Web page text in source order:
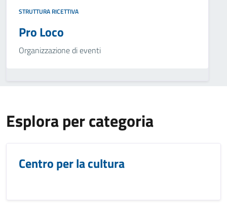
STRUTTURA RICETTIVA
Pro Loco
Organizzazione di eventi
Esplora per categoria
Centro per la cultura